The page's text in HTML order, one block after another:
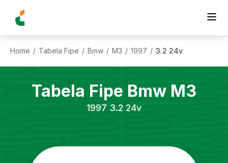
Home / Tabela Fipe / Bmw / M3 / 1997 / 3.2 24v
Tabela Fipe Bmw M3
1997 3.2 24v